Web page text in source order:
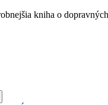
kniha o